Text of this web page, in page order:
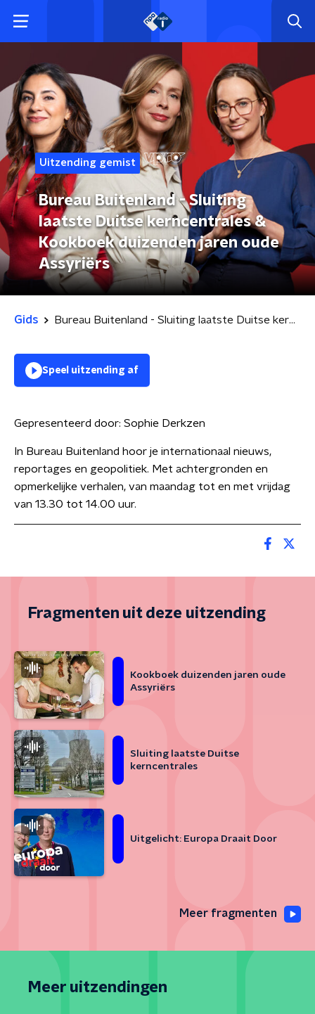
Uitzending gemist
Bureau Buitenland - Sluiting
laatste Duitse kerncentrales &
Kookboek duizenden jaren oude
Assyriërs
Gids Bureau Buitenland - Sluiting laatste Duitse kerncentrales & Kookboek duizenden jaren oude Assyriërs
Speel uitzending af
Gepresenteerd door: Sophie Derkzen
In Bureau Buitenland hoor je internationaal nieuws,
reportages en geopolitiek. Met achtergronden en
opmerkelijke verhalen, van maandag tot en met vrijdag
van 13.30 tot 14.00 uur.
Fragmenten uit deze uitzending
Kookboek duizenden jaren oude
Assyriërs
Sluiting laatste Duitse
kerncentrales
Uitgelicht: Europa Draait Door
Meer fragmenten
Meer uitzendingen